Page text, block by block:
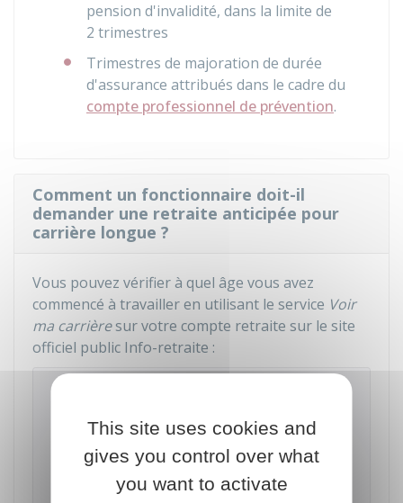
pension d'invalidité, dans la limite de
2 trimestres
Trimestres de majoration de durée
d'assurance attribués dans le cadre du
compte professionnel de prévention.
Comment un fonctionnaire doit-il
demander une retraite anticipée pour
carrière longue ?
Vous pouvez vérifier à quel âge vous avez
commencé à travailler en utilisant le service Voir
ma carrièresur votre compte retraite sur le site
officiel public Info-retraite :
Info Retraite
This site uses cookies and
gives you control over what
you want to activate